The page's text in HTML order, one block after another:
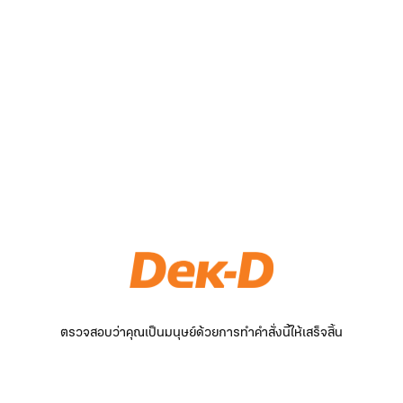
ตรวจสอบว่าคุณเป็นมนุษย์ด้วยการทำคำสั่งนี้ให้เสร็จสิ้น